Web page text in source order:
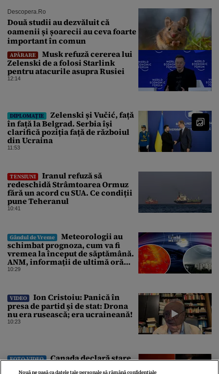
Descopera.ro
Două studii au dezvăluit că
oamenii și șoarecii au ceva foarte
important în comun
APĂRARE
Musk refuză cererea lui
Zelenski de a folosi Starlink
pentru atacurile asupra Rusiei
12:14
DIPLOMAȚIE
Zelenski și Vučić, față
în față la Belgrad. Serbia își
clarifică poziția față de războiul
din Ucraina
11:53
TENSIUNI
Iranul refuză să
redeschidă Strâmtoarea Ormuz
fără un acord cu SUA. Ce condiții
pune Teheranul
10:41
Gândul de Vreme
Meteorologii au
schimbat prognoza, cum va fi
vremea la început de săptămână.
ANM, informații de ultimă oră
pentru Gândul
10:29
VIDEO
Ion Cristoiu: Panică în
presa de partid și de stat: Drona
nu era rusească; era ucraineană!
10:23
FOTO-VIDEO
Canada declară stare
Nouă ne pasă ca datele tale personale să rămână confidențiale